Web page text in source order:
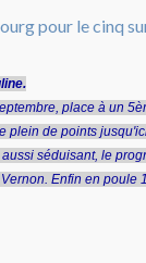
place à un
plein de points
séduisant, le
Enfin en poule